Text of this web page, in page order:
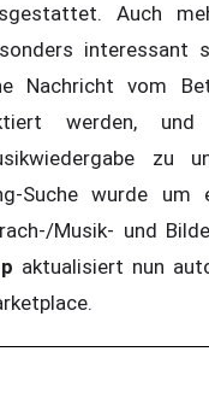
Auch
interessant
Nachricht vom
werden,
zu
Suche wurde um
Musik- und
aktualisiert nun